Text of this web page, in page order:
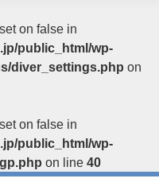
on false in
public_html/wp-
diver_settings.php on
on false in
public_html/wp-
on line 40